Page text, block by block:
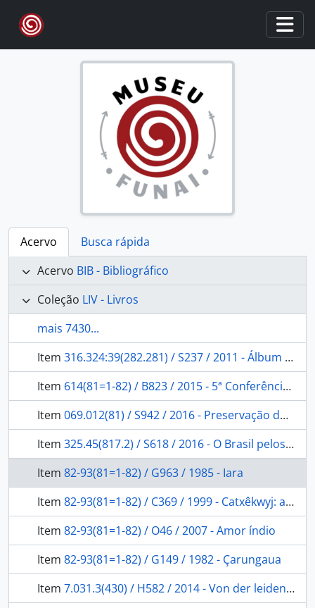
Skip to main content
Acervo
Busca rápida
Acervo BIB - Bibliográfico
Coleção LIV - Livros
mais 7430...
Item 316.324:39(282.281) / S237 / 2011 - Álbum Purus
Item 614(81=1-82) / B823 / 2015 - 5ª Conferência Nacional de Saúde Indígena: relatório final
Item 069.012(81) / S942 / 2016 - Preservação do patrimônio cultural brasileiro
Item 325.45(817.2) / S618 / 2016 - O Brasil pelos brasileiros: relatórios científicos da Comissão Rondon.
Item 82-93(81=1-82) / G963 / 1985 - Iara
Item 82-93(81=1-82) / C369 / 1999 - Catxêkwyj: a estrela mulher (um mito do povo krahô).
Item 82-93(81=1-82) / O46 / 2007 - Amor índio
Item 82-93(81=1-82) / G149 / 1982 - Çarungaua
Item 7.031.3(430) / H582 / 2014 - Von der leidenschaft zu finden: die amazonien-sammlung fittkau.